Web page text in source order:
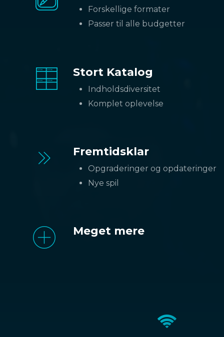
Forskellige formater
Passer til alle budgetter
Stort Katalog
Indholdsdiversitet
Komplet oplevelse
Fremtidsklar
Opgraderinger og opdateringer
Nye spil
Meget mere